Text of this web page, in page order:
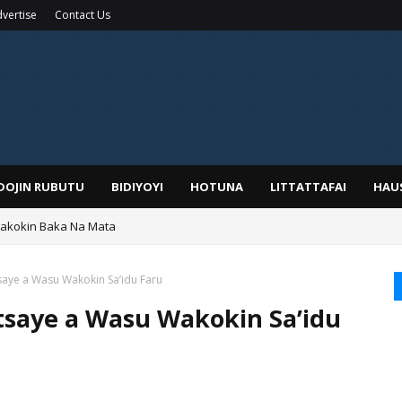
Contact Us
RUBUTU BIDIYOYI HOTUNA LITTATTAFAI
Sarkin Mafaran Gummi Justice Lawal Hassan
a Wasu Wakokin Sa’idu Faru
a Wasu Wakokin Sa’idu